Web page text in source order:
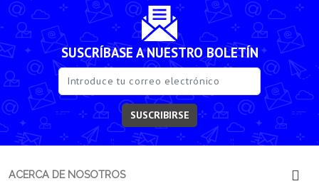
SUSCRÍBASE A NUESTRO BOLETÍN
SUSCRIBIRSE
ACERCA DE NOSOTROS